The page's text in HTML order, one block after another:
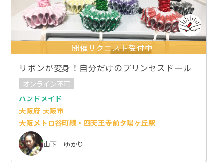
開催リクエスト受付中
リボンが変身！自分だけのプリンセスドール
オンライン不可
ハンドメイド
大阪府 大阪市
大阪メトロ谷町線・四天王寺前夕陽ヶ丘駅
山下 ゆかり